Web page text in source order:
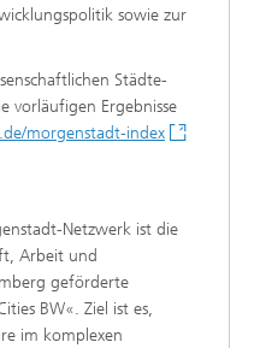
sowie zur
Städte-
vorläufigen Ergebnisse
morgenstadt-index
Netzwerk ist die
Arbeit und
geförderte
BW«. Ziel ist es,
im komplexen